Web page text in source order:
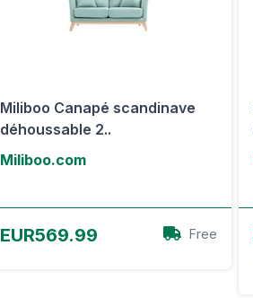
Miliboo Canapé scandinave
déhoussable 2..
Miliboo.com
EUR569.99 Free